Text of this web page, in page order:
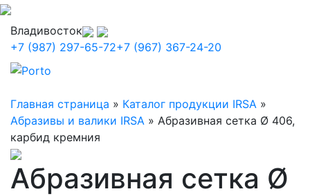
Владивосток
+7 (987) 297-65-72+7 (967) 367-24-20
Главная страница » Каталог продукции IRSA »
Абразивы и валики IRSA » Абразивная сетка Ø 406,
карбид кремния
Абразивная сетка Ø